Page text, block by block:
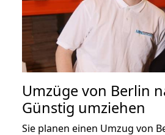
Umzüge von Berlin
Günstig umziehen
Sie planen einen Umzug von